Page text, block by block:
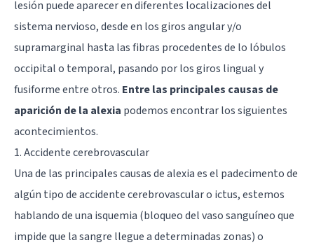
lesión puede aparecer en diferentes localizaciones del
sistema nervioso, desde en los giros angular y/o
supramarginal hasta las fibras procedentes de lo lóbulos
occipital o temporal, pasando por los giros lingual y
fusiforme entre otros. Entre las principales causas de
aparición de la alexia podemos encontrar los siguientes
acontecimientos.
1. Accidente cerebrovascular
Una de las principales causas de alexia es el padecimento de
algún tipo de accidente cerebrovascular o ictus, estemos
hablando de una isquemia (bloqueo del vaso sanguíneo que
impide que la sangre llegue a determinadas zonas) o